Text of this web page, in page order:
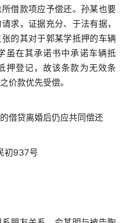
借款项应予偿还。孙某也要
求，证据充分、于法有据，
的其对于郭某学抵押的车辆
虽在其承诺书中承诺车辆抵
押登记，故该条款为无效条
价款优先受偿。
借贷离婚后仍应共同偿还
初937号